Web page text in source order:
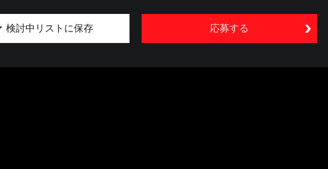
応募する
検討中リストに保存